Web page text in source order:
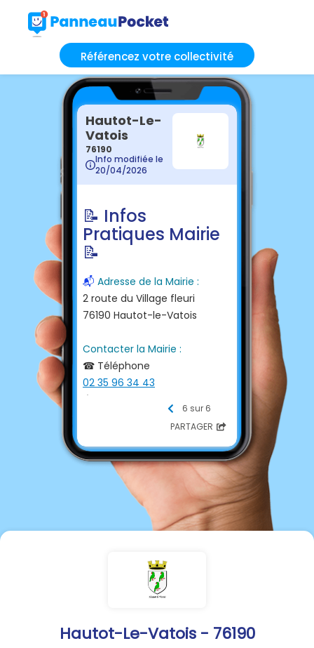
Référencez votre collectivité
Hautot-Le-Vatois - 76190
Hautot-Le-
Vatois
76190
Info modifiée le
20/04/2026
📝 Infos
Pratiques Mairie
📝
📬 Adresse de la Mairie :
2 route du Village fleuri
76190 Hautot-le-Vatois
Contacter la Mairie :
☎ Téléphone
02 35 96 34 43
📩 E-mail
mairie@hautot-le-vatois.fr
https://www.hautot-le-
vatois.fr/
Permanence
Lundi de 18 H 00 à 19 H 00
Jeudi de 17 H 00 à 18 H 00
vacances scolaires
Le samedi matin sur rendez-
6 sur 6
PARTAGER